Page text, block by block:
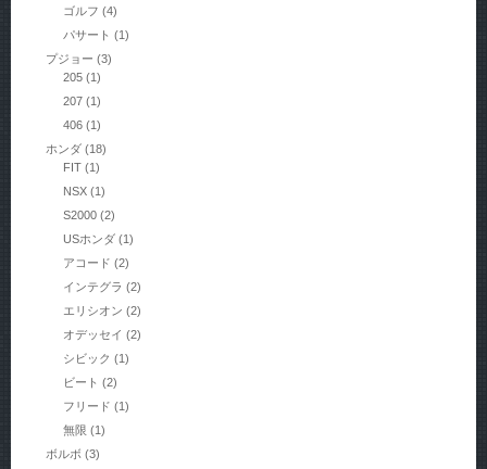
ゴルフ (4)
パサート (1)
プジョー (3)
205 (1)
207 (1)
406 (1)
ホンダ(18)
FIT (1)
NSX (1)
S2000 (2)
USホンダ (1)
アコード (2)
インテグラ (2)
エリシオン (2)
オデッセイ (2)
シビック (1)
ビート (2)
フリード (1)
無限 (1)
ボルボ (3)